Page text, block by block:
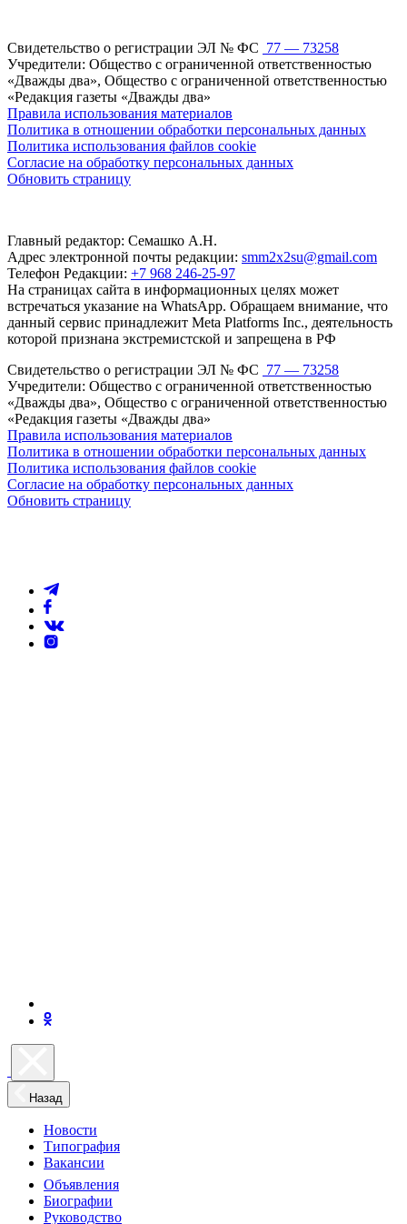
Свидетельство о регистрации ЭЛ № ФС 77 — 73258
Учредители: Общество с ограниченной ответственностью
«Дважды два», Общество с ограниченной ответственностью
«Редакция газеты «Дважды два»
Правила использования материалов
Политика в отношении обработки персональных данных
Политика использования файлов cookie
Согласие на обработку персональных данных
Обновить страницу
Главный редактор: Семашко А.Н.
Адрес электронной почты редакции: smm2x2su@gmail.com
Телефон Редакции: +7 968 246-25-97
На страницах сайта в информационных целях может
встречаться указание на WhatsApp. Обращаем внимание, что
данный сервис принадлежит Meta Platforms Inc., деятельность
которой признана экстремистской и запрещена в РФ
Свидетельство о регистрации ЭЛ № ФС 77 — 73258
Учредители: Общество с ограниченной ответственностью
«Дважды два», Общество с ограниченной ответственностью
«Редакция газеты «Дважды два»
Правила использования материалов
Политика в отношении обработки персональных данных
Политика использования файлов cookie
Согласие на обработку персональных данных
Обновить страницу
Назад
Новости
Типография
Вакансии
Объявления
Биографии
Руководство